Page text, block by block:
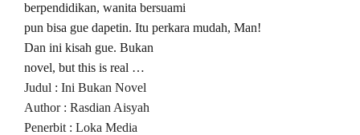
berpendidikan, wanita bersuami
pun bisa gue dapetin. Itu perkara mudah, Man!
Dan ini kisah gue. Bukan
novel, but this is real …
Judul : Ini Bukan Novel
Author : Rasdian Aisyah
Penerbit : Loka Media